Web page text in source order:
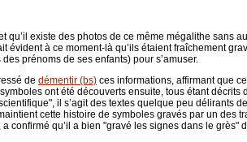
qu’il existe des photos de ce même mégalithe sans
évident à ce moment-là qu’ils étaient fraîchement
prénoms de ses enfants) pour s’amuser.
de démentir (bs) ces informations, affirmant que
ont été découverts ensuite, tous étant
il s’agit des textes quelque peu délirants
cette histoire de symboles gravés par un des
confirmé qu’il a bien "gravé les signes dans le grès"